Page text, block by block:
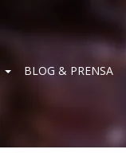
BLOG & PRENSA